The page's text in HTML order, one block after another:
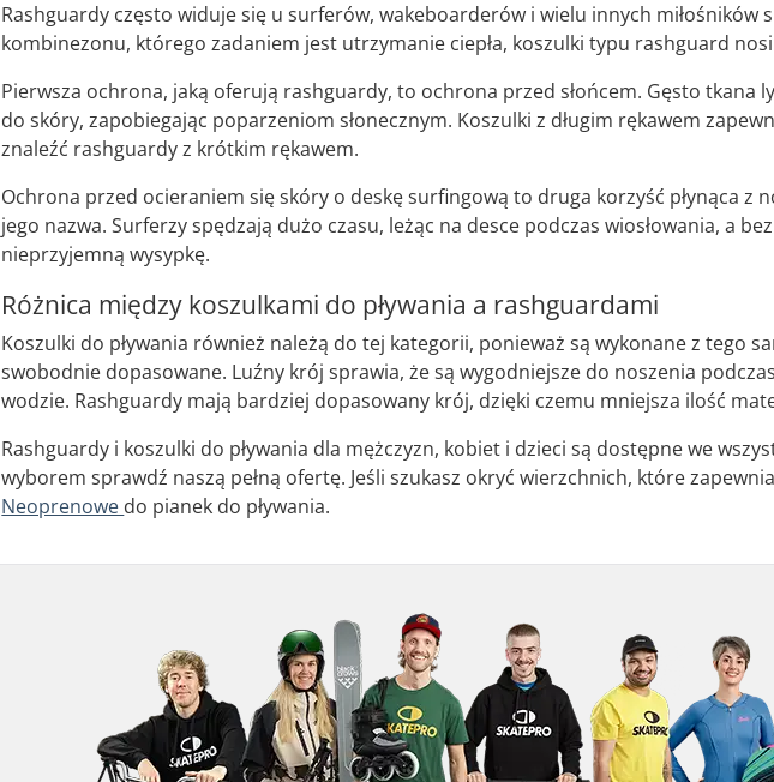
Rashguardy często widuje się u surferów, wakeboarderów i wielu innych
kombinezonu, którego zadaniem jest utrzymanie ciepła, koszulki typu rashguard
Pierwsza ochrona, jaką oferują rashguardy, to ochrona przed słońcem. Gęsto
do skóry, zapobiegając poparzeniom słonecznym. Koszulki z długim rękawem
znaleźć rashguardy z krótkim rękawem.
Ochrona przed ocieraniem się skóry o deskę surfingową to druga korzyść płynąca z
jego nazwa. Surferzy spędzają dużo czasu, leżąc na desce podczas wiosłowania, a
nieprzyjemną wysypkę.
Różnica między koszulkami do pływania a rashguardami
Koszulki do pływania również należą do tej kategorii, ponieważ są wykonane z tego
swobodnie dopasowane. Luźny krój sprawia, że są wygodniejsze do noszenia
wodzie. Rashguardy mają bardziej dopasowany krój, dzięki czemu mniejsza ilość
Rashguardy i koszulki do pływania dla mężczyzn, kobiet i dzieci są dostępne we
wyborem sprawdź naszą pełną ofertę. Jeśli szukasz okryć wierzchnich, które
Neoprenowe do pianek do pływania.